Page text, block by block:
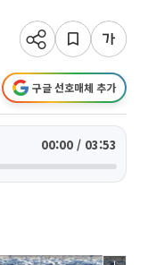
구글 선호매체 추가
00:00 / 03:53